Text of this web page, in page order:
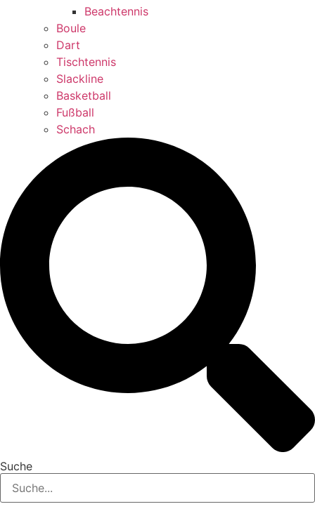
Beachtennis
Boule
Dart
Tischtennis
Slackline
Basketball
Fußball
Schach
Suche